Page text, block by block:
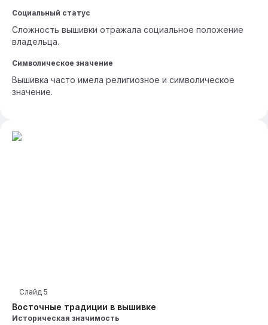
Социальный статус
Сложность вышивки отражала социальное положение
владельца.
Символическое значение
Вышивка часто имела религиозное и символическое
значение.
Восточные традиции в вышивке
Слайд 5
Историческая значимость